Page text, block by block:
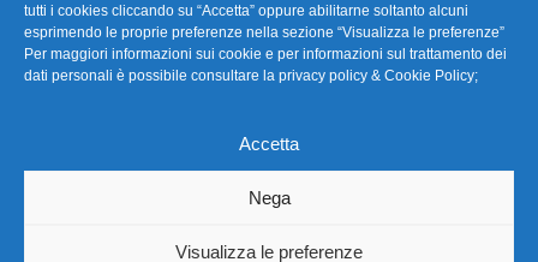
tutti i cookies cliccando su “Accetta” oppure abilitarne soltanto alcuni
esprimendo le proprie preferenze nella sezione “Visualizza le preferenze”
Per maggiori informazioni sui cookie e per informazioni sul trattamento dei
dati personali è possibile consultare la privacy policy & Cookie Policy;
Accetta
Nega
Visualizza le preferenze
TG Confartigianato
Privacy & Cookie Policy
Seguici